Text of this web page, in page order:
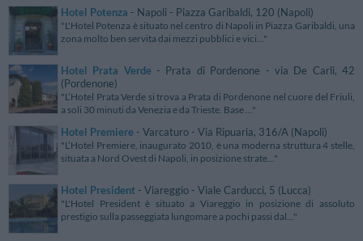
Hotel Potenza - Napoli - Piazza Garibaldi, 120 (Napoli)
"L'Hotel Potenza è situato nel centro di Napoli in Piazza Garibaldi, una
zona molto ben servita dai mezzi pubblici e vici..."
Hotel Prata Verde- Prata di Pordenone - via De Carli, 42
(Pordenone)
"L’Hotel Prata Verde si trova a Prata di Pordenone nel cuore del Friuli,
a soli 30 minuti da Venezia e da Trieste. Base ..."
Hotel Premiere - Varcaturo - Via Ripuaria, 316/A (Napoli)
"L’Hotel Premiere, inaugurato 2010, è una moderna struttura 4 stelle,
situata a Nord Ovest di Napoli, in posizione strate..."
Hotel President - Viareggio - Viale Carducci, 5 (Lucca)
"L'Hotel President è situato a Viareggio in posizione di assoluto
prestigio sulla passeggiata lungomare a pochi passi dal..."